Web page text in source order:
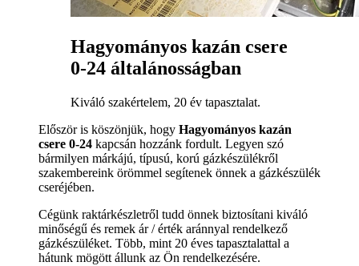
Hagyományos kazán csere
0-24 általánosságban
Kiváló szakértelem, 20 év tapasztalat.
Először is köszönjük, hogy Hagyományos kazán
csere 0-24 kapcsán hozzánk fordult. Legyen szó
bármilyen márkájú, típusú, korú gázkészülékről
szakembereink örömmel segítenek önnek a gázkészülék
cseréjében.
Cégünk raktárkészletről tudd önnek biztosítani kiváló
minőségű és remek ár / érték aránnyal rendelkező
gázkészüléket. Több, mint 20 éves tapasztalattal a
hátunk mögött állunk az Ön rendelkezésére.